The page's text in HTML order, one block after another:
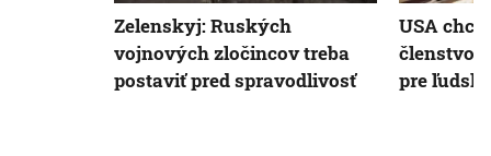
Zelenskyj: Ruských
vojnových zločincov treba
postaviť pred spravodlivosť
USA
členstvo
pre